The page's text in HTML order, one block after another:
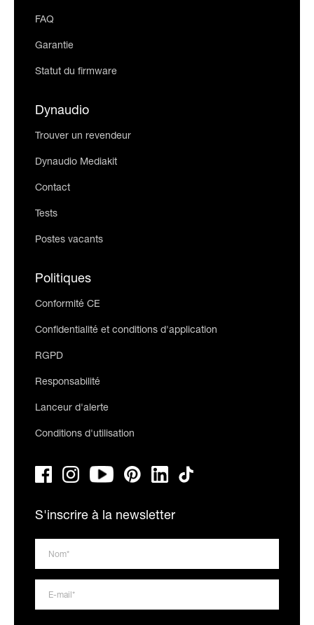
FAQ
Garantie
Statut du firmware
Dynaudio
Trouver un revendeur
Dynaudio Mediakit
Contact
Tests
Postes vacants
Politiques
Conformité CE
Confidentialité et conditions d'application
RGPD
Responsabilité
Lanceur d'alerte
Conditions d'utilisation
S'inscrire à la newsletter